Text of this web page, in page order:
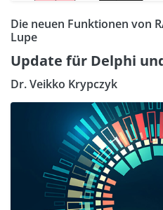
Die neuen Funktionen von
Lupe
Update für Delphi
Dr. Veikko Krypczyk